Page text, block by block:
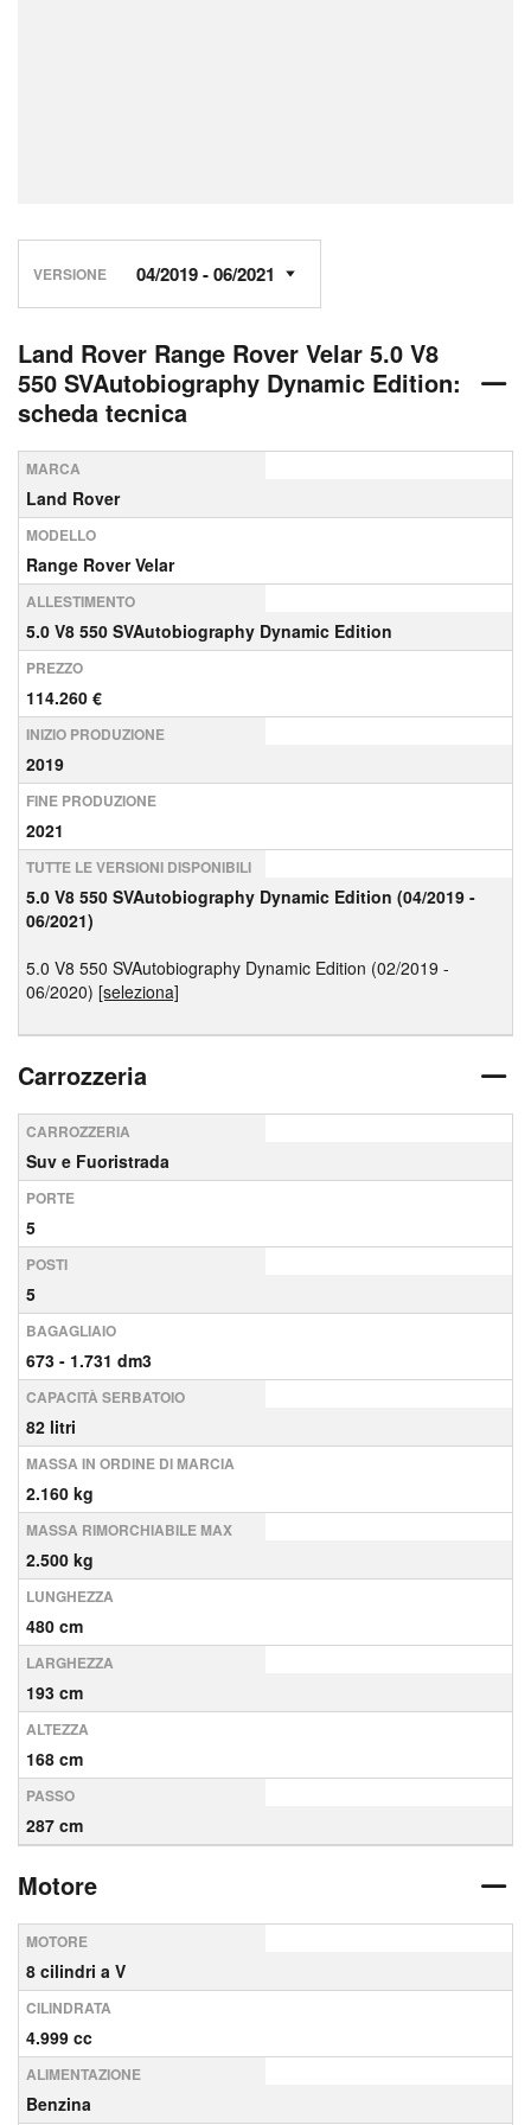
VERSIONE
Land Rover Range Rover Velar 5.0 V8
550 SVAutobiography Dynamic Edition:
scheda tecnica
MARCA
Land Rover
MODELLO
Range Rover Velar
ALLESTIMENTO
5.0 V8 550 SVAutobiography Dynamic Edition
PREZZO
114.260 €
INIZIO PRODUZIONE
2019
FINE PRODUZIONE
2021
TUTTE LE VERSIONI DISPONIBILI
5.0 V8 550 SVAutobiography Dynamic Edition (04/2019 -
06/2021)
5.0 V8 550 SVAutobiography Dynamic Edition (02/2019 -
06/2020) [seleziona]
Carrozzeria
CARROZZERIA
Suv e Fuoristrada
PORTE
5
POSTI
5
BAGAGLIAIO
673 - 1.731 dm3
CAPACITÀ SERBATOIO
82 litri
MASSA IN ORDINE DI MARCIA
2.160 kg
MASSA RIMORCHIABILE MAX
2.500 kg
LUNGHEZZA
480 cm
LARGHEZZA
193 cm
ALTEZZA
168 cm
PASSO
287 cm
Motore
MOTORE
8 cilindri a V
CILINDRATA
4.999 cc
ALIMENTAZIONE
Benzina